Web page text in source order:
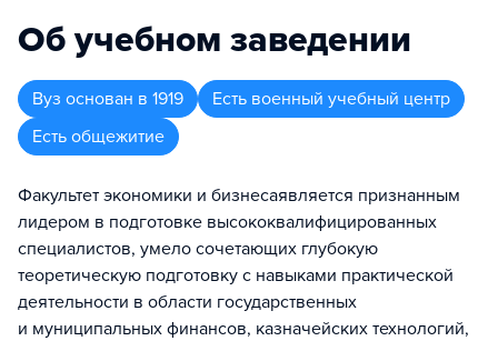
Об учебном заведении
Вуз основан в 1919
Есть военный учебный центр
Есть общежитие
Факультет экономики и бизнесаявляется признанным
лидером в подготовке высококвалифицированных
специалистов, умело сочетающих глубокую
теоретическую подготовку с навыками практической
деятельности в области государственных
и муниципальных финансов, казначейских технологий,